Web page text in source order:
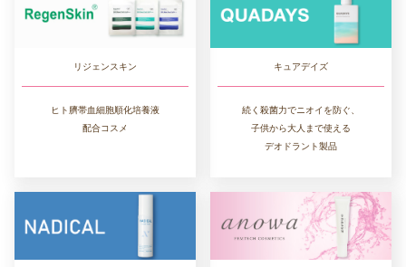
リジェンスキン
ヒト臍帯血細胞順化培養液
配合コスメ
キュアデイズ
続く殺菌力でニオイを防ぐ、
子供から大人まで使える
デオドラント製品